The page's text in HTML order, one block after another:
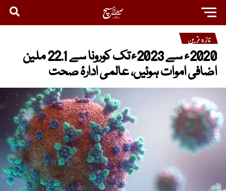
تازہ ترین
2020ء سے 2023ء تک کورونا سے 22.1 ملین
اضافی اموات ہوئیں، عالمی ادارۂ صحت